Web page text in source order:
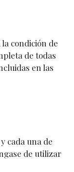
condición de
de todas
en las
cada una de
de utilizar